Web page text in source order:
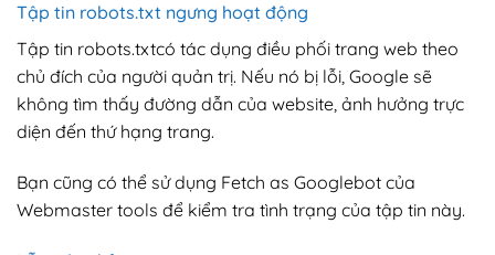
Tập tin robots.txt ngưng hoạt động
Tập tin robots.txtcó tác dụng điều phối trang web theo
chủ đích của người quản trị. Nếu nó bị lỗi, Google sẽ
không tìm thấy đường dẫn của website, ảnh hưởng trực
diện đến thứ hạng trang.
Bạn cũng có thể sử dụng Fetch as Googlebot của
Webmaster tools để kiểm tra tình trạng của tập tin này.